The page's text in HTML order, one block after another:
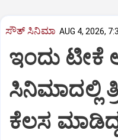
ಸೌತ್‌ ಸಿನಿಮಾ AUG 4, 2026,
ಇಂದು ಟೀಕೆ
ಸಿನಿಮಾದಲ್ಲಿ
ಕೆಲಸ